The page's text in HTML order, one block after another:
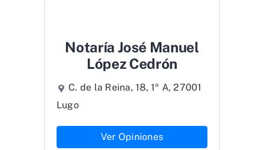
Notaría José Manuel
López Cedrón
C. de la Reina, 18, 1º A, 27001
Lugo
Ver Opiniones